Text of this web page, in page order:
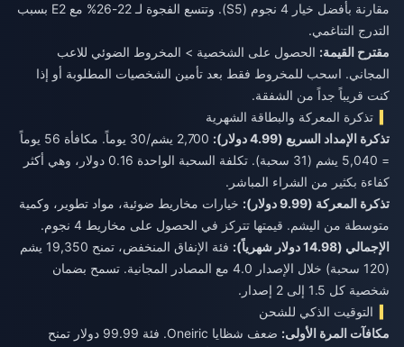
مقارنة بأفضل خيار 4 نجوم (S5). وتتسع الفجوة لـ 22-26% مع E2 بسبب
التدرج التناغمي.
مقترح القيمة: الحصول على الشخصية > المخروط الضوئي للاعب
المجاني. اسحب للمخروط فقط بعد تأمين الشخصيات المطلوبة أو إذا
كنت قريباً جداً من الشفقة.
تذكرة المعركة والبطاقة الشهرية
تذكرة الإمداد السريع (4.99 دولار):
2,700 يشم/30 يوماً. مكافأة 56 يوماً
= 5,040 يشم (31 سحبة). تكلفة السحبة الواحدة 0.16 دولار، وهي أكثر
كفاءة بكثير من الشراء المباشر.
تذكرة المعركة (9.99 دولار):
خيارات مخاريط ضوئية، مواد تطوير، وكمية
متوسطة من اليشم. قيمتها تتركز في الحصول على مخاريط 4 نجوم.
الإجمالي (14.98 دولار شهرياً):
فئة الإنفاق المنخفض، تمنح 19,350 يشم
(120 سحبة) خلال الإصدار 4.0 مع المصادر المجانية. تسمح بضمان
شخصية كل 1.5 إلى 2 إصدار.
التوقيت الذكي للشحن
مكافآت المرة الأولى:
ضعف شظايا Oneiric. فئة 99.99 دولار تمنح